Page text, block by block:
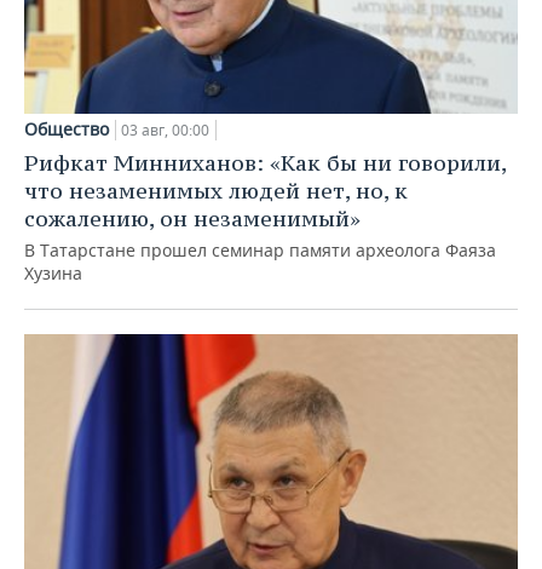
Общество 03 авг, 00:00
Рифкат Минниханов: «Как бы ни говорили,
что незаменимых людей нет, но, к
сожалению, он незаменимый»
В Татарстане прошел семинар памяти археолога Фаяза
Хузина